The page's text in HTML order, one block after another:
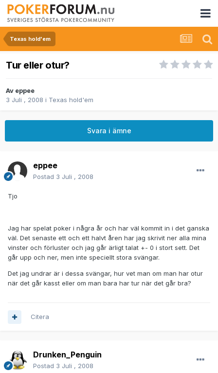
Texas hold'em
Tur eller otur?
Av eppee
3 Juli , 2008 i Texas hold'em
Svara i ämne
eppee
Postad 3 Juli , 2008
Tjo
Jag har spelat poker i några år och har väl kommit in i det ganska
väl. Det senaste ett och ett halvt åren har jag skrivit ner alla mina
vinster och förluster och jag går ärligt talat +- 0 i stort sett. Det
går upp och ner, men inte speciellt stora svängar.
Det jag undrar är i dessa svängar, hur vet man om man har otur
när det går kasst eller om man bara har tur när det går bra?
Citera
Drunken_Penguin
Postad 3 Juli , 2008